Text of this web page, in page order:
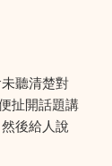
聽清楚對
扯開話題講
後給人說